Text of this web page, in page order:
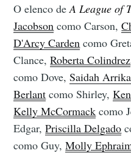
O elenco deA League of
Jacobson como Carson,
D'Arcy Carden como
Clance,Roberta Colindrez
como Dove,Saidah
Berlant como Shirley,
Kelly McCormack como
Edgar,Priscilla Delgado
como Guy,Molly